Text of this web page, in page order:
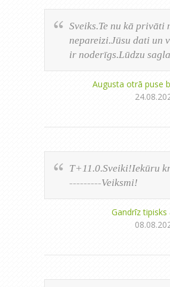
Sveiks.Te nu kā privāti
nepareizi.Jūsu dati un
ir noderīgs.Lūdzu
Augusta otrā puse
T+11.0.Sveiki!Iekūru
---------Veiksmi!
Gandrīz tipisks